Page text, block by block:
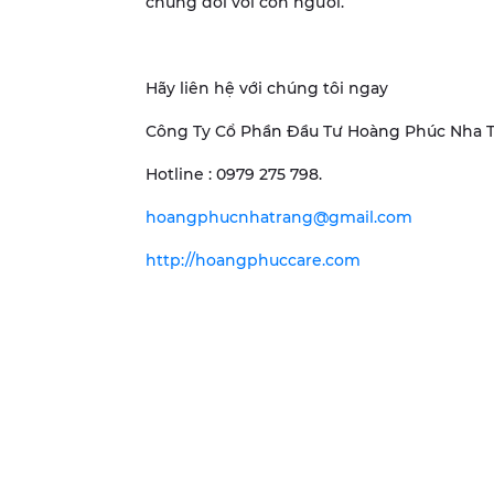
Hãy liên hệ với chúng tôi ngay
Công Ty Cổ Phần Đầu Tư Hoàng Phúc Nha
Hotline : 0979 275 798.
hoangphucnhatrang@gmail.com
http://hoangphuccare.com